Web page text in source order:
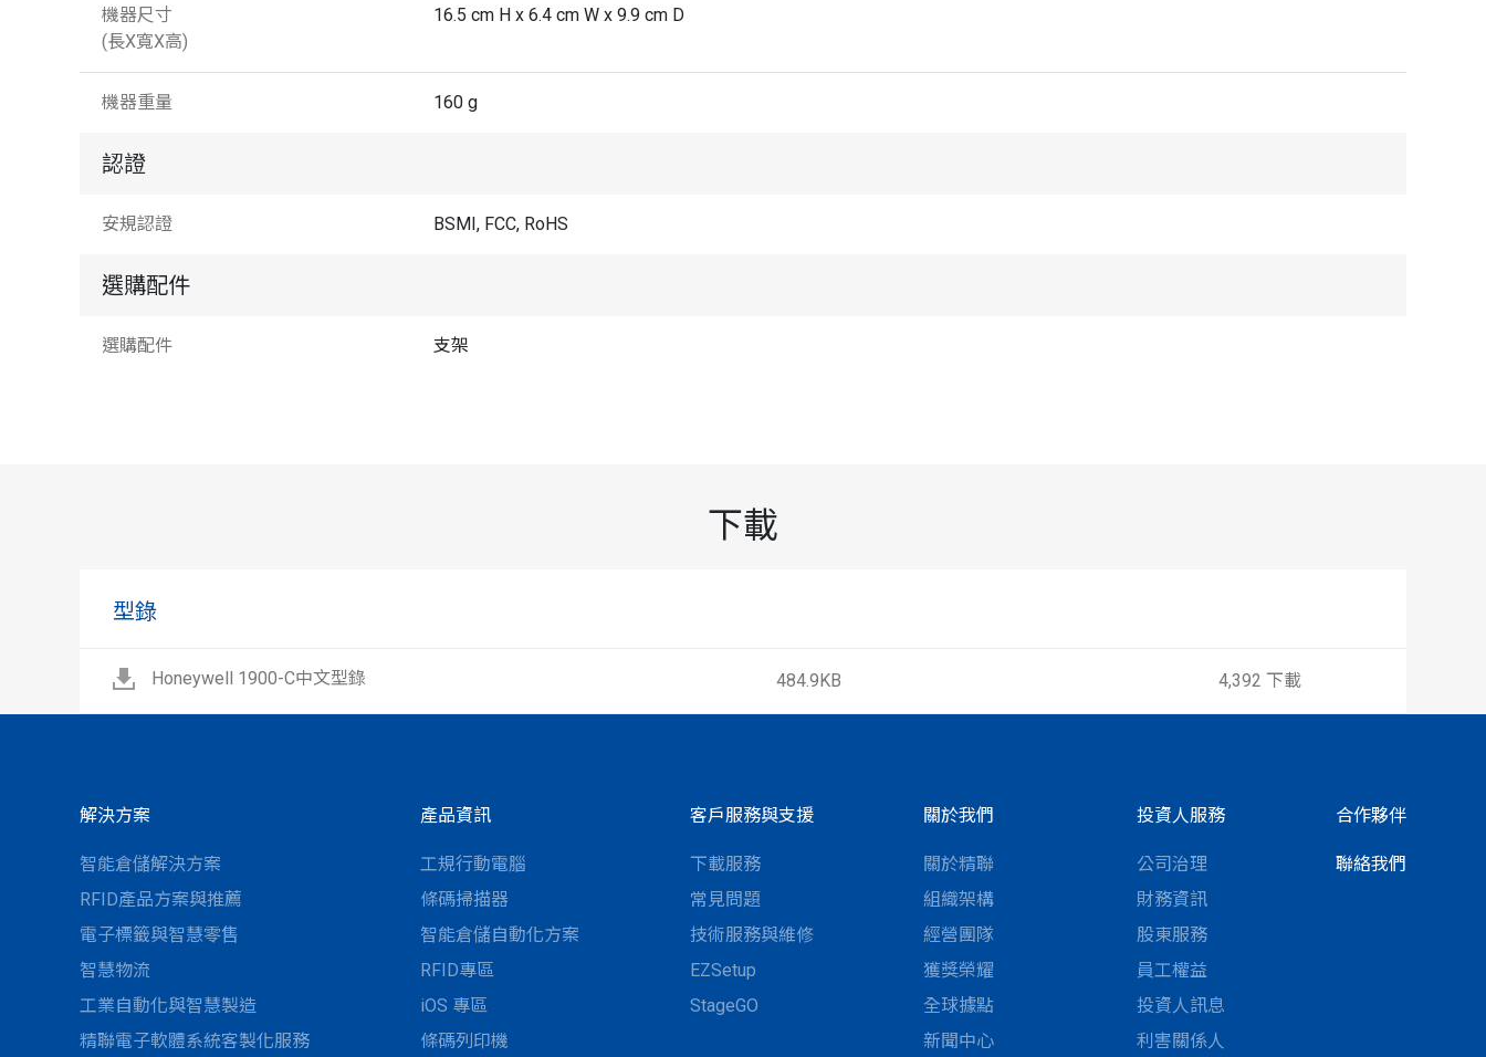
機器尺寸
(長X寬X高)
16.5 cm H x 6.4 cm W x 9.9 cm D
機器重量 160 g
認證
安規認證 BSMI, FCC, RoHS
選購配件
選購配件 支架
下載
型錄
Honeywell 1900-C中文型錄 484.9KB 4,392 下載
解決方案
智能倉儲解決方案
RFID產品方案與推薦
電子標籤與智慧零售
智慧物流
工業自動化與智慧製造
精聯電子軟體系統客製化服務
產品資訊
工規行動電腦
條碼掃描器
智能倉儲自動化方案
RFID專區
iOS 專區
條碼列印機
客戶服務與支援
下載服務
常見問題
技術服務與維修
EZSetup
StageGO
關於我們
關於精聯
組織架構
經營團隊
獲獎榮耀
全球據點
新聞中心
投資人服務
公司治理
財務資訊
股東服務
員工權益
投資人訊息
利害關係人
合作夥伴
聯絡我們